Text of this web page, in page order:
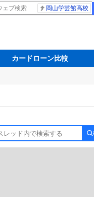
岡山学芸館高校
カードローン比較